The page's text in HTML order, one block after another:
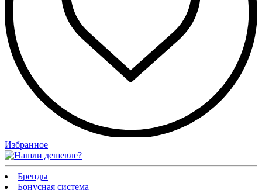
Избранное
Бренды
Бонусная система